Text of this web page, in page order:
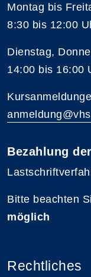
Montag bis
8:30 bis 12:00
Dienstag,
14:00 bis 16:00
Bezahlung
Bitte beachten
möglich
Rechtliches